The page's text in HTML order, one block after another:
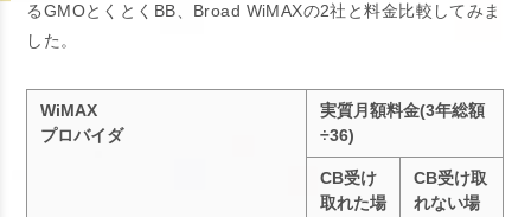
るGMOとくとくBB、Broad WiMAXの2社と料金比較してみま
した。
WiMAX
プロバイダ
実質月額料金(3年総額
÷36)
CB受け
取れた場
CB受け取
れない場